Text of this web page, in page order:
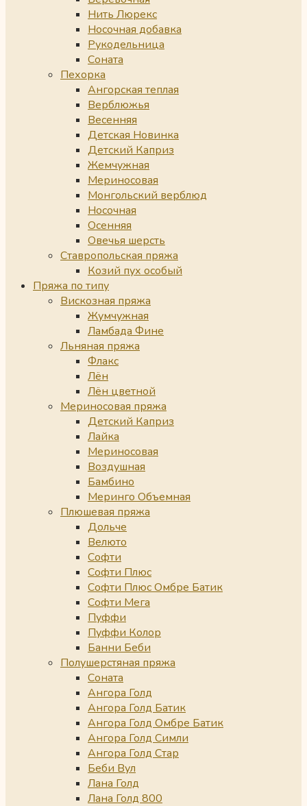
Нить Люрекс
Носочная добавка
Рукодельница
Соната
Пехорка
Ангорская теплая
Верблюжья
Весенняя
Детская Новинка
Детский Каприз
Жемчужная
Мериносовая
Монгольский верблюд
Носочная
Осенняя
Овечья шерсть
Ставропольская пряжа
Козий пух особый
Пряжа по типу
Вискозная пряжа
Жумчужная
Ламбада Фине
Льняная пряжа
Флакс
Лён
Лён цветной
Мериносовая пряжа
Детский Каприз
Лайка
Мериносовая
Воздушная
Бамбино
Меринго Объемная
Плюшевая пряжа
Дольче
Велюто
Софти
Софти Плюс
Софти Плюс Омбре Батик
Софти Мега
Пуффи
Пуффи Колор
Банни Беби
Полушерстяная пряжа
Соната
Ангора Голд
Ангора Голд Батик
Ангора Голд Омбре Батик
Ангора Голд Симли
Ангора Голд Стар
Беби Вул
Лана Голд
Лана Голд 800